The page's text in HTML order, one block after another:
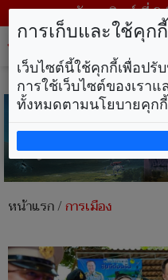
วันอาทิตย์ ที่ 9
หน้าแรก/การเมือง
การเก็บและใช้คุกกี้
เว็บไซต์นี้ใช้คุกกี้เพื่อปรั
การใช้เว็บไซต์ของเรา
ทั้งหมดตามนโยบายคุกกี้